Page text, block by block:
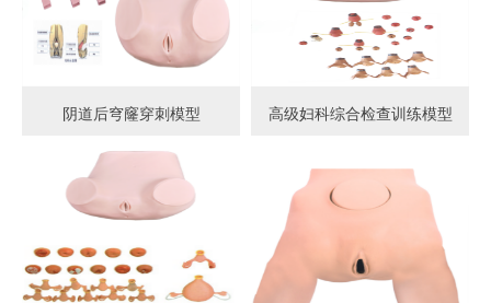
阴道后穹窿穿刺模型 高级妇科综合检查训练模型